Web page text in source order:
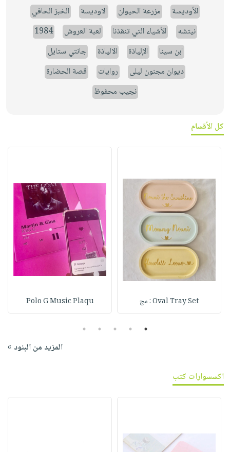
الأوديسة مزرعة الحيوان الاوديسة
الخبز الحافي
نيتشه
الأشياء التي تنقذنا لعبة العروش
1984
ابن سينا
الإلياذة الالياذة
جانتي ستايل
ديوان مجنون ليلى
روايات
قصة الحضارة
نجيب محفوظ
كل الأقسام
Oval Tray Set : مج Polo G Music Plaqu
1
2
3
4
5
المزيد من البنود »
اكسسوارات كتب